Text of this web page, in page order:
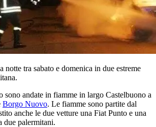
notte tra sabato e domenica in due estreme
sono andate in fiamme in largo Castelbuono a
Borgo Nuovo. Le fiamme sono partite dal
anche le due vetture una Fiat Punto e una
due palermitani.